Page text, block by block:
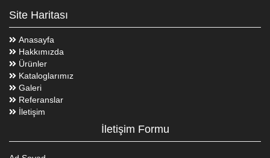
Site Haritası
Anasayfa
Hakkımızda
Ürünler
Kataloglarımız
Galeri
Referanslar
İletişim
İletişim Formu